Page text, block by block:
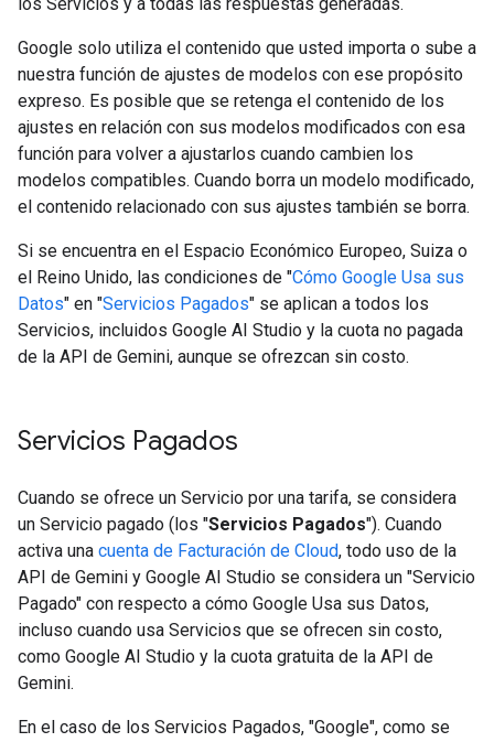
Google solo utiliza el contenido que usted importa o sube a
nuestra función de ajustes de modelos con ese propósito
expreso. Es posible que se retenga el contenido de los
ajustes en relación con sus modelos modificados con esa
función para volver a ajustarlos cuando cambien los
modelos compatibles. Cuando borra un modelo modificado,
el contenido relacionado con sus ajustes también se borra.
Si se encuentra en el Espacio Económico Europeo, Suiza o
el Reino Unido, las condiciones de "Cómo Google Usa sus
Datos" en "Servicios Pagados" se aplican a todos los
Servicios, incluidos Google AI Studio y la cuota no pagada
de la API de Gemini, aunque se ofrezcan sin costo.
Servicios Pagados
Cuando se ofrece un Servicio por una tarifa, se considera
un Servicio pagado (los "Servicios Pagados"). Cuando
activa una cuenta de Facturación de Cloud, todo uso de la
API de Gemini y Google AI Studio se considera un "Servicio
Pagado" con respecto a cómo Google Usa sus Datos,
incluso cuando usa Servicios que se ofrecen sin costo,
como Google AI Studio y la cuota gratuita de la API de
Gemini.
En el caso de los Servicios Pagados, "Google", como se